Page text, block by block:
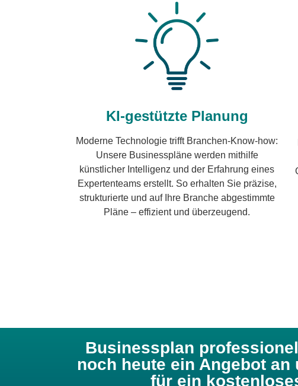
KI-gestützte Planung
Moderne Technologie trifft Branchen-Know-how:
Unsere Businesspläne werden mithilfe
künstlicher Intelligenz und der Erfahrung eines
Expertenteams erstellt. So erhalten Sie präzise,
strukturierte und auf Ihre Branche abgestimmte
Pläne – effizient und überzeugend.
Businessplan
noch heute ein Angebot
für ein